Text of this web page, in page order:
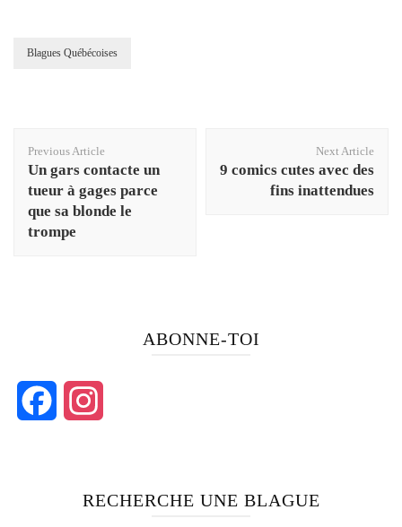
Blagues Québécoises
Navigation
Previous Article
Un gars contacte un
tueur à gages parce
que sa blonde le
trompe
Next Article
9 comics cutes avec des
fins inattendues
ABONNE-TOI
Facebook
RECHERCHE UNE BLAGUE